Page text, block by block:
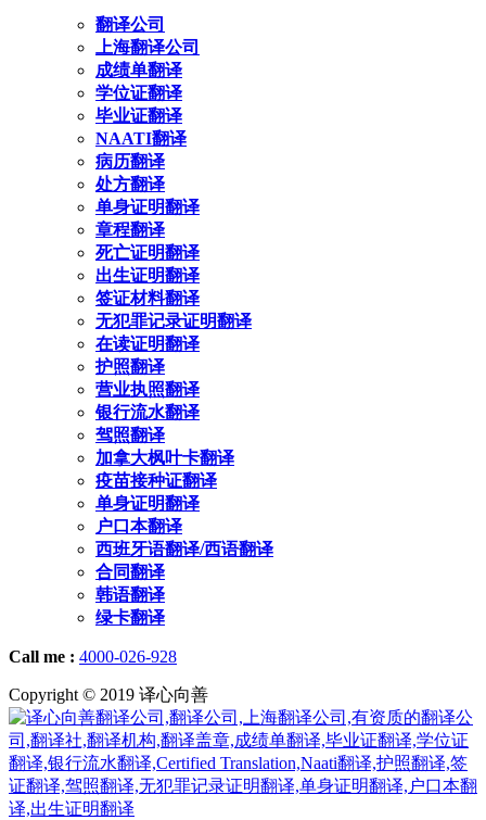
翻译公司
上海翻译公司
成绩单翻译
学位证翻译
毕业证翻译
NAATI翻译
病历翻译
处方翻译
单身证明翻译
章程翻译
死亡证明翻译
出生证明翻译
签证材料翻译
无犯罪记录证明翻译
在读证明翻译
护照翻译
营业执照翻译
银行流水翻译
驾照翻译
加拿大枫叶卡翻译
疫苗接种证翻译
单身证明翻译
户口本翻译
西班牙语翻译/西语翻译
合同翻译
韩语翻译
绿卡翻译
Call me : 4000-026-928
Copyright © 2019 译心向善